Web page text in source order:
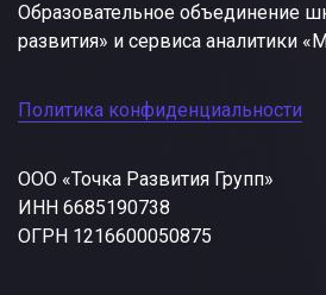
Образовательное объединение
развития» и сервиса аналитики
Политика конфиденциальности
ООО «Точка Развития Групп»
ИНН 6685190738
ОГРН 1216600050875